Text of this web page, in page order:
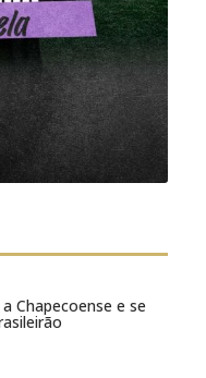
Chapecoense e se